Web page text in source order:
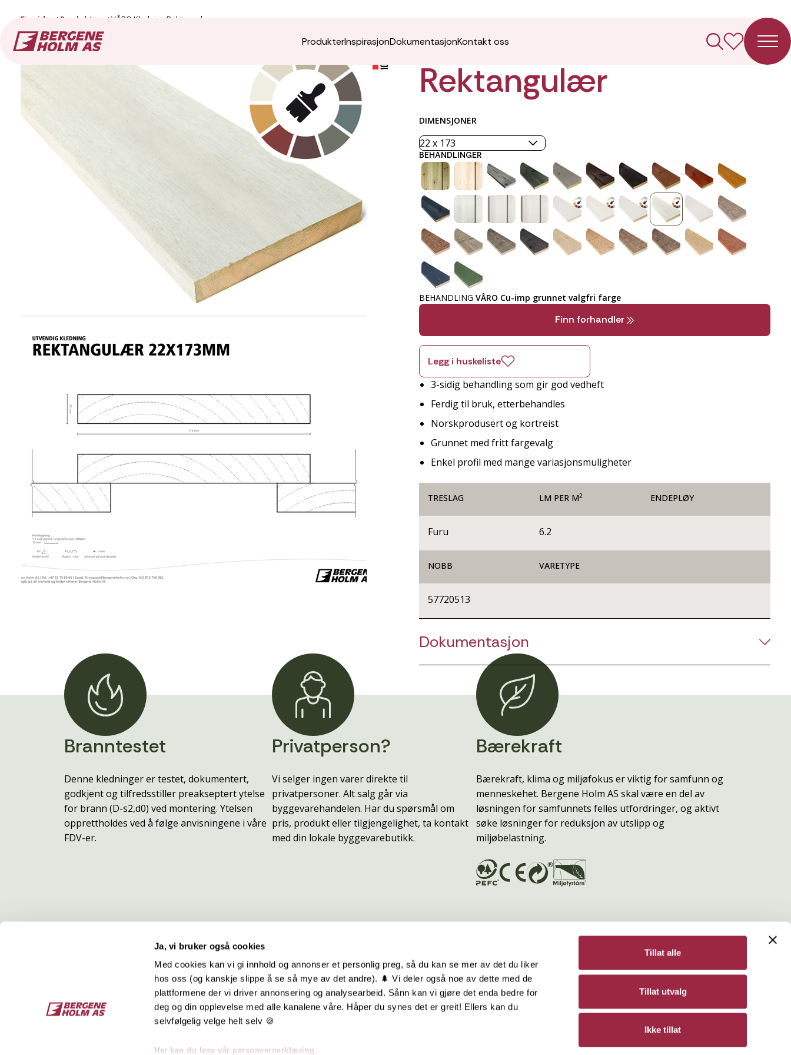
Ja, vi bruker også cookies
Med cookies kan vi gi innhold og annonser et personlig preg, så du kan se mer av det du liker
hos oss (og kanskje slippe å se så mye av det andre). 🌲 Vi deler også noe av dette med de
plattformene der vi driver annonsering og analysearbeid. Sånn kan vi gjøre det enda bedre for
deg og din opplevelse med alle kanalene våre. Håper du synes det er greit! Ellers kan du
selvfølgelig velge helt selv 🍪
Her kan du lese vår personvernerklæring.
Tillat alle
Tillat utvalg
Ikke tillat
ProdukterInspirasjonDokumentasjonKontakt oss
Forside Produkter VÅRO Kledning Rektangulær
VÅRO Kledning
Rektangulær
DIMENSJONER
BEHANDLINGER
BEHANDLING VÅRO Cu-imp grunnet valgfri farge
Finn forhandler
Legg i huskeliste
3-sidig behandling som gir god vedheft
Ferdig til bruk, etterbehandles
Norskprodusert og kortreist
Grunnet med fritt fargevalg
Enkel profil med mange variasjonsmuligheter
TRESLAG LM PER M2 ENDEPLØY
Furu 6.2
NOBB VARETYPE
57720513
Dokumentasjon
Branntestet
Denne kledninger er testet, dokumentert,
godkjent og tilfredsstiller preakseptert ytelse
for brann (D-s2,d0) ved montering. Ytelsen
opprettholdes ved å følge anvisningene i våre
FDV-er.
Privatperson?
Vi selger ingen varer direkte til
privatpersoner. Alt salg går via
byggevarehandelen. Har du spørsmål om
pris, produkt eller tilgjengelighet, ta kontakt
med din lokale byggevarebutikk.
Bærekraft
Bærekraft, klima og miljøfokus er viktig for samfunn og
menneskehet. Bergene Holm AS skal være en del av
løsningen for samfunnets felles utfordringer, og aktivt
søke løsninger for reduksjon av utslipp og
miljøbelastning.
Bergene Holm AS
ordre@bergeneholm.no
Om oss
Jobbe hos oss
Hurtiglenker Bergene Holm